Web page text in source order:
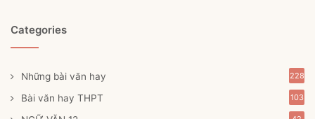
Categories
Những bài văn hay 228
Bài văn hay THPT 103